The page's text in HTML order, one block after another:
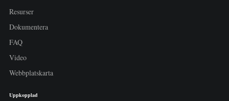
Resurser
Dokumentera
FAQ
Video
Webbplatskarta
Uppkopplad